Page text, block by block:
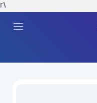
\r